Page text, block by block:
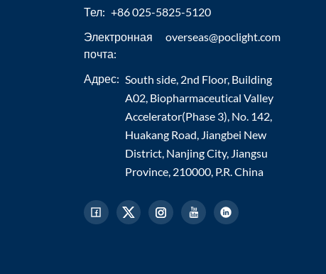
Тел: +86 025-5825-5120
Электронная
почта:
overseas@poclight.com
Адрес: South side, 2nd Floor, Building
A02, Biopharmaceutical Valley
Accelerator(Phase 3), No. 142,
Huakang Road, Jiangbei New
District, Nanjing City, Jiangsu
Province, 210000, P.R. China